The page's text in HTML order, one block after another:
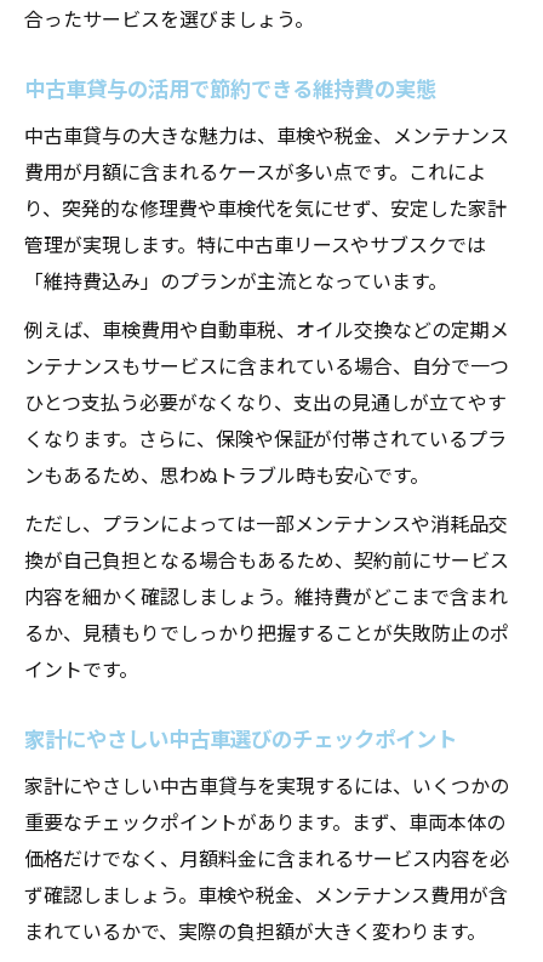
合ったサービスを選びましょう。
中古車貸与の活用で節約できる維持費の実態
中古車貸与の大きな魅力は、車検や税金、メンテナンス
費用が月額に含まれるケースが多い点です。これによ
り、突発的な修理費や車検代を気にせず、安定した家計
管理が実現します。特に中古車リースやサブスクでは
「維持費込み」のプランが主流となっています。
例えば、車検費用や自動車税、オイル交換などの定期メ
ンテナンスもサービスに含まれている場合、自分で一つ
ひとつ支払う必要がなくなり、支出の見通しが立てやす
くなります。さらに、保険や保証が付帯されているプラ
ンもあるため、思わぬトラブル時も安心です。
ただし、プランによっては一部メンテナンスや消耗品交
換が自己負担となる場合もあるため、契約前にサービス
内容を細かく確認しましょう。維持費がどこまで含まれ
るか、見積もりでしっかり把握することが失敗防止のポ
イントです。
家計にやさしい中古車選びのチェックポイント
家計にやさしい中古車貸与を実現するには、いくつかの
重要なチェックポイントがあります。まず、車両本体の
価格だけでなく、月額料金に含まれるサービス内容を必
ず確認しましょう。車検や税金、メンテナンス費用が含
まれているかで、実際の負担額が大きく変わります。